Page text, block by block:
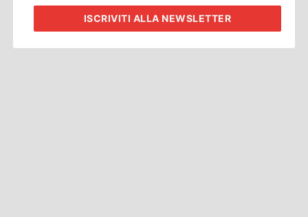
ISCRIVITI ALLA NEWSLETTER